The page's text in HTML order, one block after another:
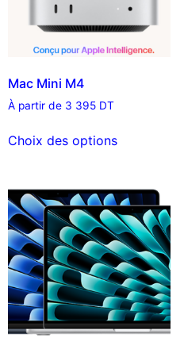
Mac Mini M4
À partir de 3 395 DT
Choix des options